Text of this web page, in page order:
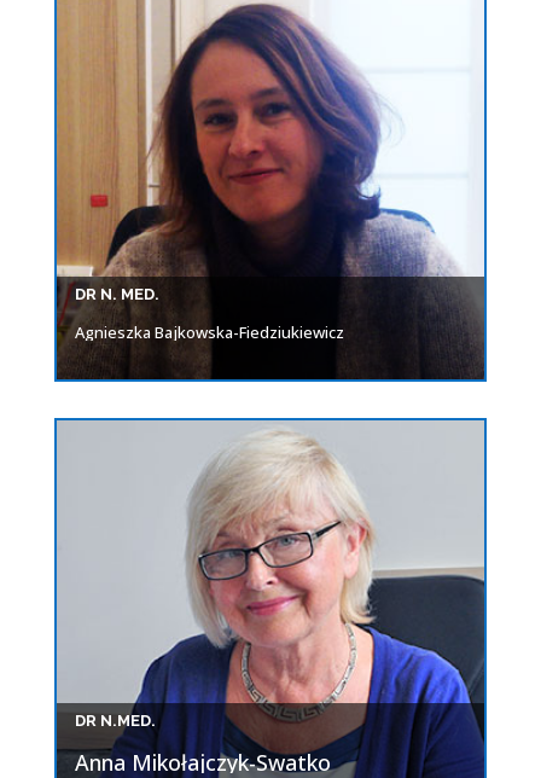
DR N. MED.
Agnieszka Bajkowska-Fiedziukiewicz
DR N.MED.
Anna Mikołajczyk-Swatko